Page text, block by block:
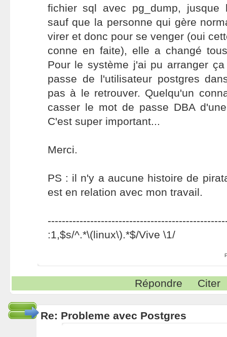
fichier sql avec pg_dump, jusque
sauf que la personne qui gère
virer et donc pour se venger (oui
conne en faite), elle a changé
Pour le système j'ai pu arranger
passe de l'utilisateur postgres
pas à le retrouver. Quelqu'un
casser le mot de passe DBA
C'est super important...
Merci.
PS : il n'y a aucune histoire de
est en relation avec mon travail.
:1,$s/^.*\(linux\).*$/Vive \1/
Répondre Citer
Re: Probleme avec Postgres